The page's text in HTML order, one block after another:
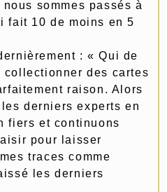
sommes passés à
fait 10 de moins en 5
: « Qui de
collectionner des cartes
raison. Alors
derniers experts en
fiers et continuons
pour laisser
traces comme
les derniers